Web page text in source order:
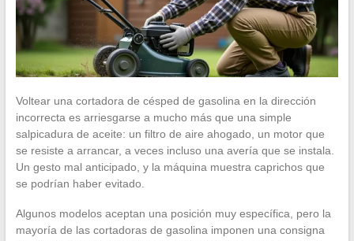
Voltear una cortadora de césped de gasolina en la dirección
incorrecta es arriesgarse a mucho más que una simple
salpicadura de aceite: un filtro de aire ahogado, un motor que
se resiste a arrancar, a veces incluso una avería que se instala.
Un gesto mal anticipado, y la máquina muestra caprichos que
se podrían haber evitado.
Algunos modelos aceptan una posición muy específica, pero la
mayoría de las cortadoras de gasolina imponen una consigna